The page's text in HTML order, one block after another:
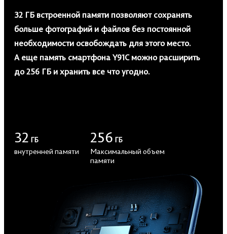
32 ГБ встроенной памяти позволяют сохранять
больше фотографий и файлов без постоянной
необходимости освобождать для этого место.
А еще память смартфона Y91C можно расширить
до 256 ГБ и хранить все что угодно.
32 ГБ
внутренней памяти
256 ГБ
Максимальный объем
памяти